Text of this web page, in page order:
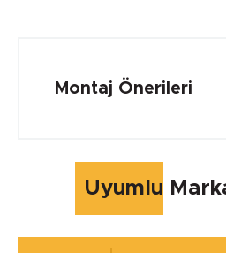
Çalışma Sıcaklığı max.
Montaj Önerileri
Uyumlu